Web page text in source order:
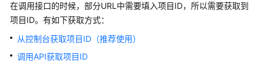
产
品
介
在调用接口的时候，部分URL中需要填入项目ID，所以需要获取到
项目ID。有如下获取方式：
从控制台获取项目ID（推荐使用）
调用API获取项目ID